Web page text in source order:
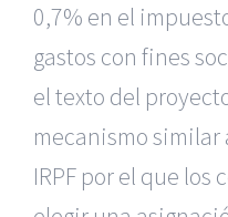
0,7% en el
gastos con fines
el texto del
mecanismo similar
IRPF por el que
|Reclamación de
de Accidentes en Madrid